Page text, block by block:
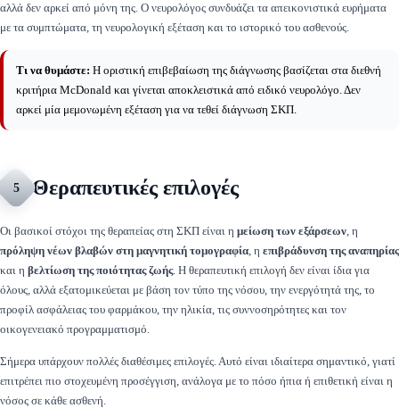
αλλά δεν αρκεί από μόνη της. Ο νευρολόγος συνδυάζει τα απεικονιστικά ευρήματα
με τα συμπτώματα, τη νευρολογική εξέταση και το ιστορικό του ασθενούς.
Τι να θυμάστε: Η οριστική επιβεβαίωση της διάγνωσης βασίζεται στα διεθνή
κριτήρια McDonald και γίνεται αποκλειστικά από ειδικό νευρολόγο. Δεν
αρκεί μία μεμονωμένη εξέταση για να τεθεί διάγνωση ΣΚΠ.
5 Θεραπευτικές επιλογές
Οι βασικοί στόχοι της θεραπείας στη ΣΚΠ είναι η μείωση των εξάρσεων, η
πρόληψη νέων βλαβών στη μαγνητική τομογραφία, η επιβράδυνση της αναπηρίας
και η βελτίωση της ποιότητας ζωής. Η θεραπευτική επιλογή δεν είναι ίδια για
όλους, αλλά εξατομικεύεται με βάση τον τύπο της νόσου, την ενεργότητά της, το
προφίλ ασφάλειας του φαρμάκου, την ηλικία, τις συννοσηρότητες και τον
οικογενειακό προγραμματισμό.
Σήμερα υπάρχουν πολλές διαθέσιμες επιλογές. Αυτό είναι ιδιαίτερα σημαντικό, γιατί
επιτρέπει πιο στοχευμένη προσέγγιση, ανάλογα με το πόσο ήπια ή επιθετική είναι η
νόσος σε κάθε ασθενή.